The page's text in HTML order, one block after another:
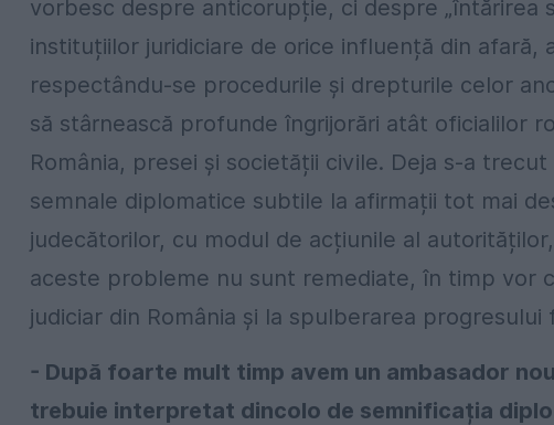
vorbesc despre anticorupție, ci despre „întărirea
instituțiilor juridiciare de orice influență din afară,
respectându-se procedurile și drepturile celor
să stârnească profunde îngrijorări atât oficialilor
România, presei și societății civile. Deja s-a
semnale diplomatice subtile la afirmații tot mai
judecătorilor, cu modul de acțiunile al
aceste probleme nu sunt remediate, în timp vor
judiciar din România și la spulberarea progresului
- După foarte mult timp avem un ambasador
trebuie interpretat dincolo de semnificația